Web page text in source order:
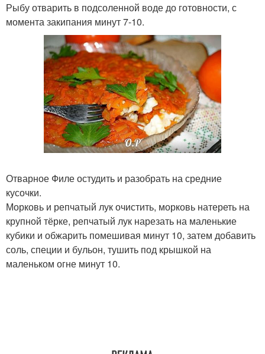
Рыбу отварить в подсоленной воде до готовности, с
момента закипания минут 7-10.
Отварное Филе остудить и разобрать на средние
кусочки.
Морковь и репчатый лук очистить, морковь натереть на
крупной тёрке, репчатый лук нарезать на маленькие
кубики и обжарить помешивая минут 10, затем добавить
соль, специи и бульон, тушить под крышкой на
маленьком огне минут 10.